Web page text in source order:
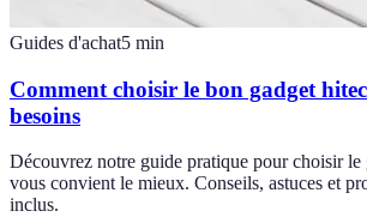
Guides d'achat5 min
Comment choisir le bon gadget
besoins
Découvrez notre guide pratique pour choisir le
vous convient le mieux. Conseils, astuces et
inclus.